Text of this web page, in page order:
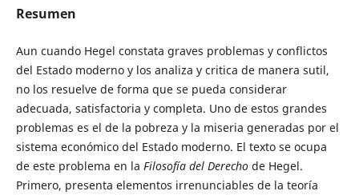
Resumen
Aun cuando Hegel constata graves problemas y conflictos
del Estado moderno y los analiza y critica de manera sutil,
no los resuelve de forma que se pueda considerar
adecuada, satisfactoria y completa. Uno de estos grandes
problemas es el de la pobreza y la miseria generadas por el
sistema económico del Estado moderno. El texto se ocupa
de este problema en la Filosofía del Derechode Hegel.
Primero, presenta elementos irrenunciables de la teoría